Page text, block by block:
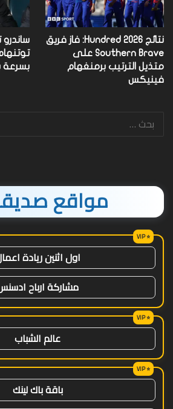
نتائج Hundred 2026: فاز فريق
Southern Brave على
متذيل الترتيب برمنغهام
فينيكس
بسرعة
مواقع
اول اثنين ريادة
مشاركة ارباح
عالم الشباب
باقة باك لينك